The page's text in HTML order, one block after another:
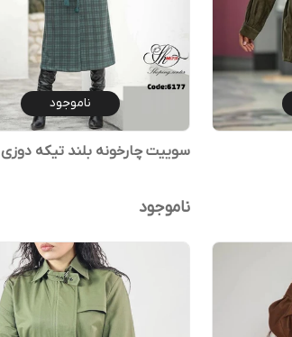
ناموجود
سوییت چارخونه بلند تیکه دوزی
ناموجود